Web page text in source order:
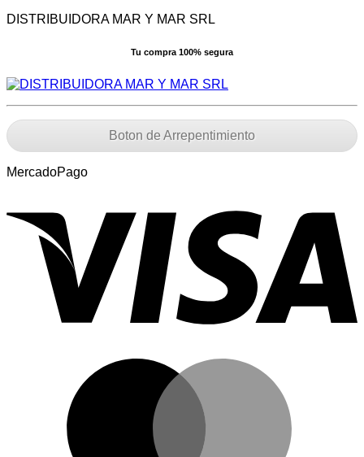
DISTRIBUIDORA MAR Y MAR SRL
Tu compra 100% segura
Boton de Arrepentimiento
MercadoPago